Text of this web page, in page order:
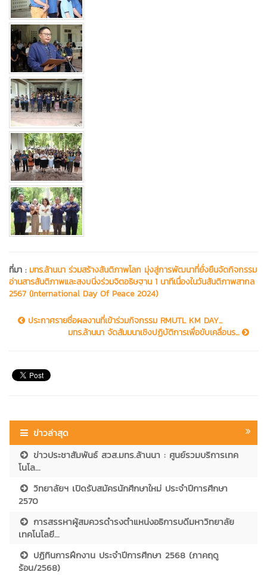
ที่มา : มทร.ล้านนา ร่วมสร้างสันติภาพโลก มุ่งสู่การพัฒนาที่ยั่งยืนจัดกิจกรรม
อ่านสารสันติภาพและสงบนิ่งร่วมจิตอธิษฐาน 1 นาทีเนื่องในวันสันติภาพสากล
2567 (International Day Of Peace 2024)
ประกาศรายชื่อผลงานที่เข้าร่วมกิจกรรม RMUTL KM DAY...
มทร.ล้านนา จัดสัมมนาเชิงปฏิบัติการเพื่อขับเคลื่อนร...
ข่าวล่าสุด
ข่าวประชาสัมพันธ์ สวส.มทร.ล้านนา : ศูนย์รวมบริการเทค
โนโล...
วิทยาลัยฯ เปิดรับสมัครนักศึกษาใหม่ ประจำปีการศึกษา
2570
การสรรหาผู้สมควรดำรงตำแหน่งอธิการบดีมหาวิทยาลัย
เทคโนโลยี...
ปฏิทินการฝึกงาน ประจำปีการศึกษา 2568 (ภาคฤดู
ร้อน/2568)